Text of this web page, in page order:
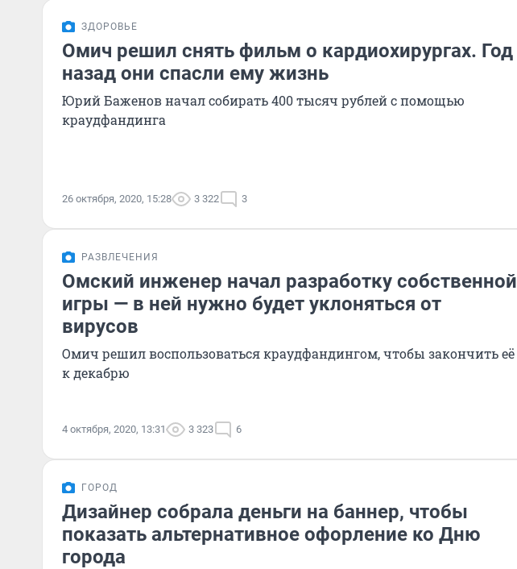
ЗДОРОВЬЕ
Омич решил снять фильм о кардиохирургах. Год
назад они спасли ему жизнь
Юрий Баженов начал собирать 400 тысяч рублей с помощью
краудфандинга
26 октября, 2020, 15:28 3 322 3
РАЗВЛЕЧЕНИЯ
Омский инженер начал разработку собственной
игры — в ней нужно будет уклоняться от
вирусов
Омич решил воспользоваться краудфандингом, чтобы закончить её
к декабрю
4 октября, 2020, 13:31 3 323 6
ГОРОД
Дизайнер собрала деньги на баннер, чтобы
показать альтернативное офорление ко Дню
города